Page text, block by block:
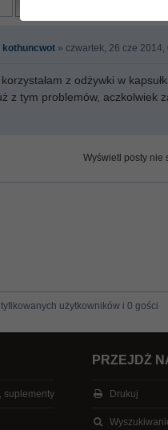
kothuncwot » czwartek, 26 cze 2014,
z odżywki w
z tym problemów, aczkolwiek
Wyświetl posty nie
użytkowników i 0 gości
suplementy
PRZEJDŹ
Drukuj